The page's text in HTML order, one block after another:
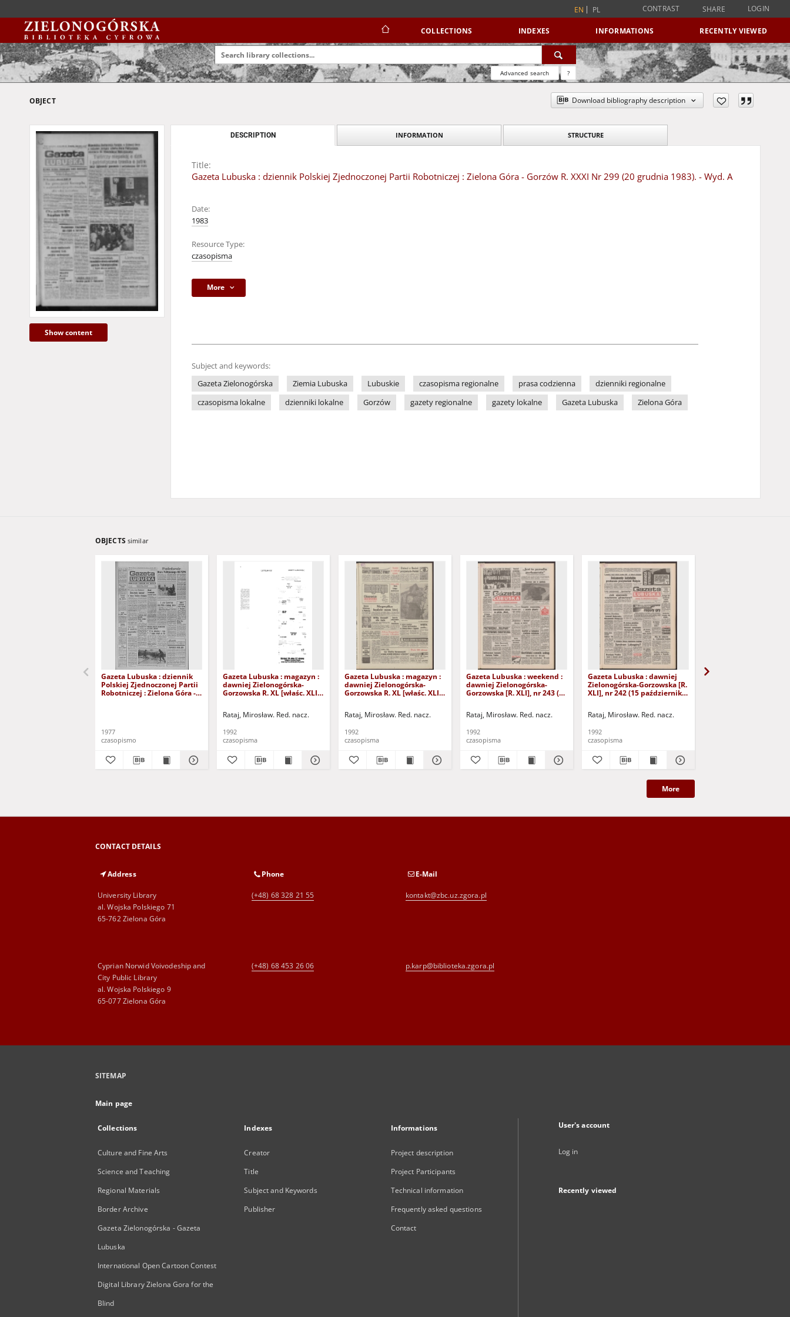
EN PL CONTRAST SHARE LOGIN
COLLECTIONS INDEXES INFORMATIONS RECENTLY VIEWED
Advanced search ?
OBJECT Download bibliography description
Show content
DESCRIPTION INFORMATION STRUCTURE
Title:
Gazeta Lubuska : dziennik Polskiej Zjednoczonej Partii Robotniczej : Zielona Góra - Gorzów R. XXXI Nr 299 (20 grudnia 1983). - Wyd. A
Date:
1983
Resource Type:
czasopisma
More
Subject and keywords:
Gazeta Zielonogórska
Ziemia Lubuska Lubuskie czasopisma regionalne prasa codzienna
dzienniki regionalne
czasopisma lokalne
dzienniki lokalne Gorzów gazety regionalne gazety lokalne Gazeta Lubuska Zielona Góra
OBJECTS similar
Gazeta Lubuska : dziennik
Polskiej Zjednoczonej Partii
Robotniczej : Zielona Góra -
1977
czasopismo
Gazeta Lubuska : magazyn :
dawniej Zielonogórska-
Gorzowska R. XL [właśc. XLI],
Rataj, Mirosław. Red. nacz.
1992
czasopisma
Gazeta Lubuska : magazyn :
dawniej Zielonogórska-
Gorzowska R. XL [właśc. XLI],
Rataj, Mirosław. Red. nacz.
1992
czasopisma
Gazeta Lubuska : weekend :
dawniej Zielonogórska-
Gorzowska [R. XLI], nr 243 (16
Rataj, Mirosław. Red. nacz.
1992
czasopisma
Gazeta Lubuska : dawniej
Zielonogórska-Gorzowska [R.
XLI], nr 242 (15 października
Rataj, Mirosław. Red. nacz.
1992
czasopisma
More
CONTACT DETAILS
Address
University Library
al. Wojska Polskiego 71
65-762 Zielona Góra
Phone
(+48) 68 328 21 55
E-Mail
kontakt@zbc.uz.zgora.pl
Cyprian Norwid Voivodeship and
City Public Library
al. Wojska Polskiego 9
65-077 Zielona Góra
(+48) 68 453 26 06 p.karp@biblioteka.zgora.pl
SITEMAP
Main page
Collections
Culture and Fine Arts
Science and Teaching
Regional Materials
Border Archive
Gazeta Zielonogórska - Gazeta
Lubuska
International Open Cartoon Contest
Digital Library Zielona Gora for the
Blind
Indexes
Creator
Title
Subject and Keywords
Publisher
Informations
Project description
Project Participants
Technical information
Frequently asked questions
Contact
User's account
Log in
Recently viewed